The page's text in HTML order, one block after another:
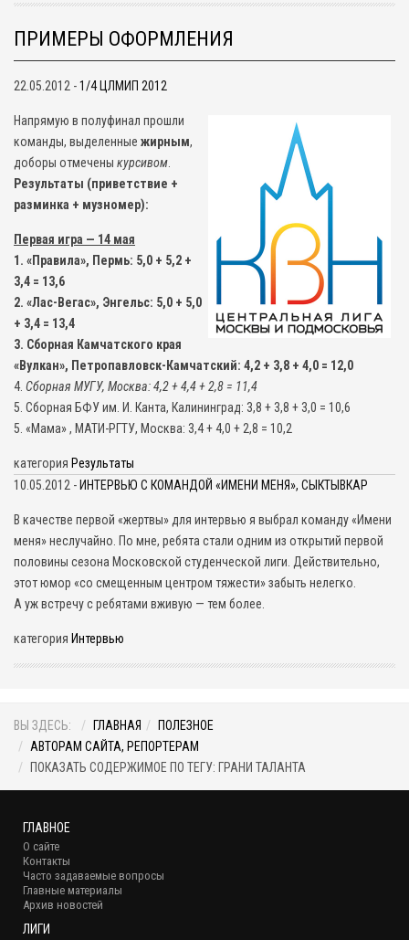
ПРИМЕРЫ ОФОРМЛЕНИЯ
22.05.2012 -1/4 ЦЛМИП 2012
Напрямую в полуфинал прошли
команды, выделенные жирным,
доборы отмечены курсивом.
Результаты (приветствие +
разминка + музномер):
Первая игра — 14 мая
1. «Правила», Пермь: 5,0 + 5,2 +
3,4 = 13,6
2. «Лас-Вегас», Энгельс: 5,0 + 5,0
+ 3,4 = 13,4
3. Сборная Камчатского края
«Вулкан», Петропавловск-Камчатский: 4,2 + 3,8 + 4,0 = 12,0
4. Сборная МУГУ, Москва: 4,2 + 4,4 + 2,8 = 11,4
5. Сборная БФУ им. И. Канта, Калининград: 3,8 + 3,8 + 3,0 = 10,6
5. «Мама» , МАТИ-РГТУ, Москва: 3,4 + 4,0 + 2,8 = 10,2
категория Результаты
10.05.2012 - ИНТЕРВЬЮ С КОМАНДОЙ «ИМЕНИ МЕНЯ», СЫКТЫВКАР
В качестве первой «жертвы» для интервью я выбрал команду «Имени
меня» неслучайно. По мне, ребята стали одним из открытий первой
половины сезона Московской студенческой лиги. Действительно,
этот юмор «со смещенным центром тяжести» забыть нелегко.
А уж встречу с ребятами вживую — тем более.
категория Интервью
ВЫ ЗДЕСЬ: ГЛАВНАЯ
ПОЛЕЗНОЕ
АВТОРАМ САЙТА, РЕПОРТЕРАМ
ПОКАЗАТЬ СОДЕРЖИМОЕ ПО ТЕГУ: ГРАНИ ТАЛАНТА
ГЛАВНОЕ
О сайте
Контакты
Часто задаваемые вопросы
Главные материалы
Архив новостей
ЛИГИ